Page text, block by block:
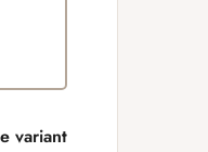
variant